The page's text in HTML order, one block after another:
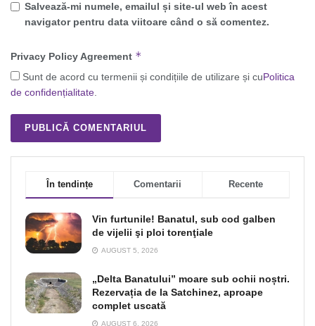
Salvează-mi numele, emailul și site-ul web în acest
navigator pentru data viitoare când o să comentez.
Privacy Policy Agreement *
Sunt de acord cu termenii și condițiile de utilizare și cuPolitica
de confidențialitate.
În tendințe Comentarii Recente
Vin furtunile! Banatul, sub cod galben
de vijelii şi ploi torenţiale
AUGUST 5, 2026
„Delta Banatului” moare sub ochii noștri.
Rezervația de la Satchinez, aproape
complet uscată
AUGUST 6, 2026